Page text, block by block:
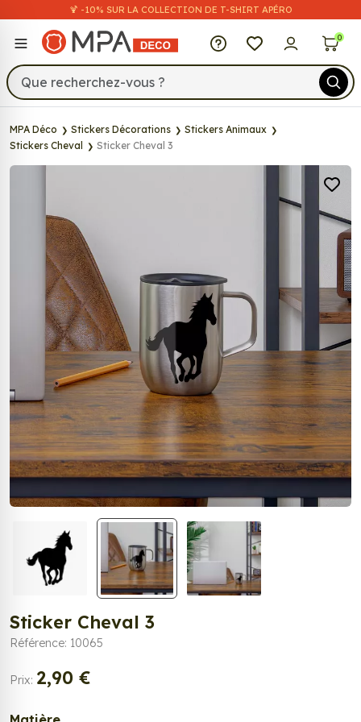
🍹 -10% SUR LA COLLECTION DE T-SHIRT APÉRO
MPA Déco 0
MPA Déco Stickers Décorations
Stickers Animaux
Stickers Cheval
Sticker Cheval 3
Sticker Cheval 3
Référence: 10065
Prix: 2,90 €